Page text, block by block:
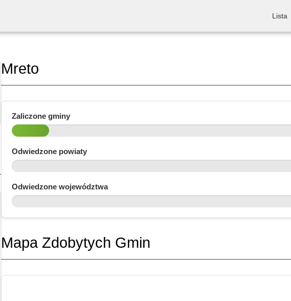
Lista
Mreto
Zaliczone gminy
Odwiedzone powiaty
Odwiedzone województwa
Mapa Zdobytych Gmin